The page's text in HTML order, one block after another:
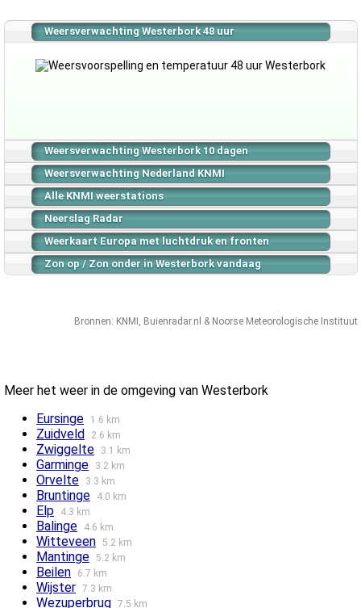
Weersverwachting Westerbork 48 uur
Weersverwachting Westerbork 10 dagen
Weersverwachting Nederland KNMI
Alle KNMI weerstations
Neerslag Radar
Weerkaart Europa met luchtdruk en fronten
Zon op / Zon onder in Westerbork vandaag
Bronnen: KNMI , Buienradar.nl & Noorse Meteorologische Instituut
Meer het weer in de omgeving van Westerbork
Eursinge
1.6 km
Zuidveld 2.6 km
Zwiggelte 3.1 km
Garminge 3.2 km
Orvelte 3.3 km
Bruntinge 4.0 km
Elp 4.3 km
Balinge 4.6 km
Witteveen 5.2 km
Mantinge 5.2 km
Beilen 6.7 km
Wijster 7.3 km
Wezuperbrug 7.5 km